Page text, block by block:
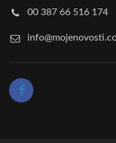
00 387 66 516 174